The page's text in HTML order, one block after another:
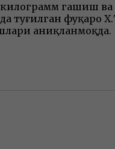
килограмм гашиш
туғилган фуқаро
аниқланмоқда.